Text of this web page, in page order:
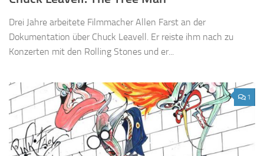
Drei Jahre arbeitete Filmmacher Allen Farst an der
Dokumentation über Chuck Leavell. Er reiste ihm nach zu
Konzerten mit den Rolling Stones und er...
1